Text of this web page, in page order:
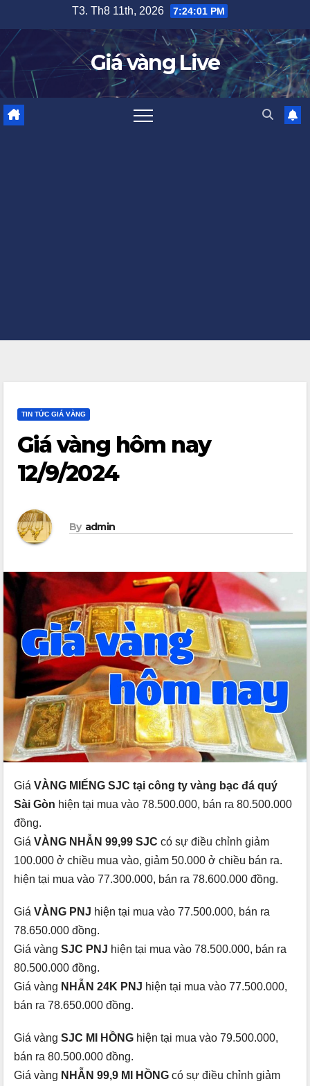
content
T3. Th8 11th, 2026 7:24:02 PM
Giá vàng Live
TIN TỨC GIÁ VÀNG
Giá vàng hôm nay
12/9/2024
By admin
Giá VÀNG MIẾNG SJC tại công ty vàng bạc đá quý
Sài Gòn hiện tại mua vào 78.500.000, bán ra 80.500.000
đồng.
Giá VÀNG NHẪN 99,99 SJC có sự điều chỉnh giảm
100.000 ở chiều mua vào, giảm 50.000 ở chiều bán ra.
hiện tại mua vào 77.300.000, bán ra 78.600.000 đồng.
Giá VÀNG PNJ hiện tại mua vào 77.500.000, bán ra
78.650.000 đồng.
Giá vàng SJC PNJ hiện tại mua vào 78.500.000, bán ra
80.500.000 đồng.
Giá vàng NHẪN 24K PNJ hiện tại mua vào 77.500.000,
bán ra 78.650.000 đồng.
Giá vàng SJC MI HỒNG hiện tại mua vào 79.500.000,
bán ra 80.500.000 đồng.
Giá vàng NHẪN 99,9 MI HỒNG có sự điều chỉnh giảm